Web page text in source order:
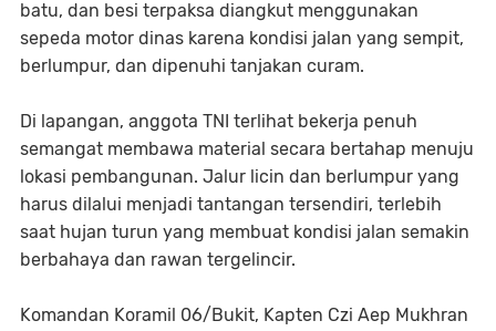
batu, dan besi terpaksa diangkut menggunakan
sepeda motor dinas karena kondisi jalan yang sempit,
berlumpur, dan dipenuhi tanjakan curam.
Di lapangan, anggota TNI terlihat bekerja penuh
semangat membawa material secara bertahap menuju
lokasi pembangunan. Jalur licin dan berlumpur yang
harus dilalui menjadi tantangan tersendiri, terlebih
saat hujan turun yang membuat kondisi jalan semakin
berbahaya dan rawan tergelincir.
Komandan Koramil 06/Bukit, Kapten Czi Aep Mukhran